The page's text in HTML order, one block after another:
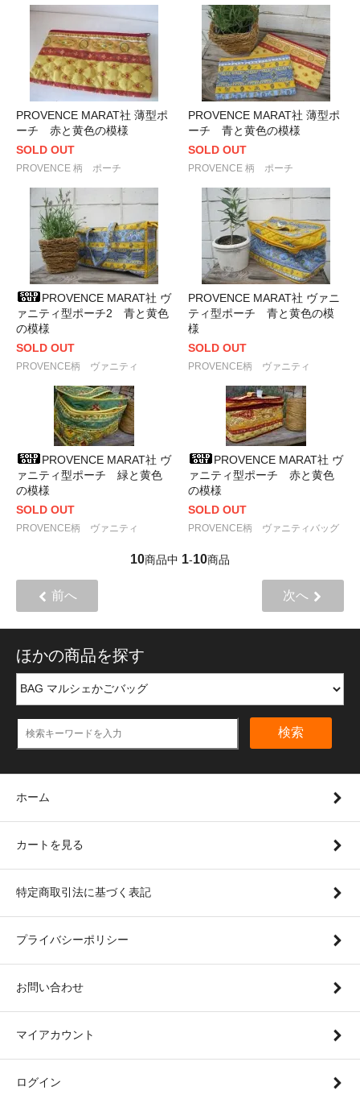
PROVENCE MARAT社 薄型ポ
ーチ 赤と黄色の模様
SOLD OUT
PROVENCE 柄 ポーチ
PROVENCE MARAT社 薄型ポ
ーチ 青と黄色の模様
SOLD OUT
PROVENCE 柄 ポーチ
PROVENCE MARAT社 ヴ
ァニティ型ポーチ2 青と黄色
の模様
SOLD OUT
PROVENCE柄 ヴァニティ
PROVENCE MARAT社 ヴァニ
ティ型ポーチ 青と黄色の模
様
SOLD OUT
PROVENCE柄 ヴァニティ
PROVENCE MARAT社 ヴ
ァニティ型ポーチ 緑と黄色
の模様
SOLD OUT
PROVENCE柄 ヴァニティ
PROVENCE MARAT社 ヴ
ァニティ型ポーチ 赤と黄色
の模様
SOLD OUT
PROVENCE柄 ヴァニティバッグ
10商品中 1-10商品
前へ 次へ
ほかの商品を探す
検索
ホーム
カートを見る
特定商取引法に基づく表記
プライバシーポリシー
お問い合わせ
マイアカウント
ログイン